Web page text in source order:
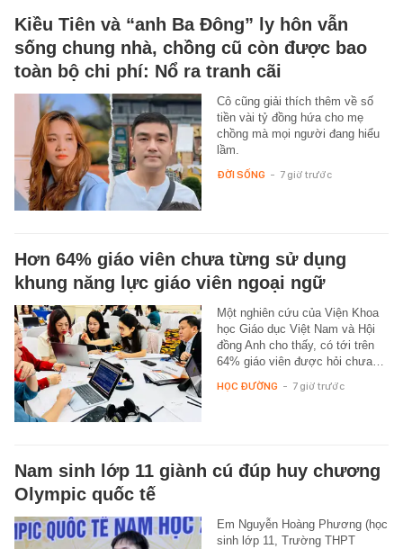
Kiều Tiên và “anh Ba Đông” ly hôn vẫn
sống chung nhà, chồng cũ còn được bao
toàn bộ chi phí: Nổ ra tranh cãi
Cô cũng giải thích thêm về số
tiền vài tỷ đồng hứa cho mẹ
chồng mà mọi người đang hiểu
lầm.
ĐỜI SỐNG - 7 giờ trước
Hơn 64% giáo viên chưa từng sử dụng
khung năng lực giáo viên ngoại ngữ
Một nghiên cứu của Viện Khoa
học Giáo dục Việt Nam và Hội
đồng Anh cho thấy, có tới trên
64% giáo viên được hỏi chưa…
HỌC ĐƯỜNG - 7 giờ trước
Nam sinh lớp 11 giành cú đúp huy chương
Olympic quốc tế
Em Nguyễn Hoàng Phương (học
sinh lớp 11, Trường THPT